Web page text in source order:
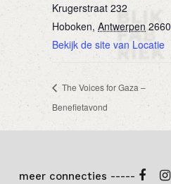
Krugerstraat 232
Hoboken, Antwerpen 2660
Bekijk de site van Locatie
The Voices for Gaza –
Benefietavond
meer connecties -----